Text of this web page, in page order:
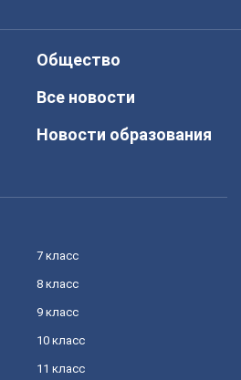
Общество
Все новости
Новости образования
7 класс
8 класс
9 класс
10 класс
11 класс